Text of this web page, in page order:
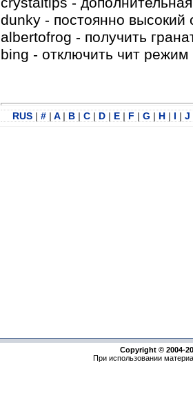
dunky - постоянно высокий
albertofrog - получить
bing - отключить чит режим
RUS | # | A | B | C | D | E | F | G | H | I | J
Copyright © 2004-
При использовании